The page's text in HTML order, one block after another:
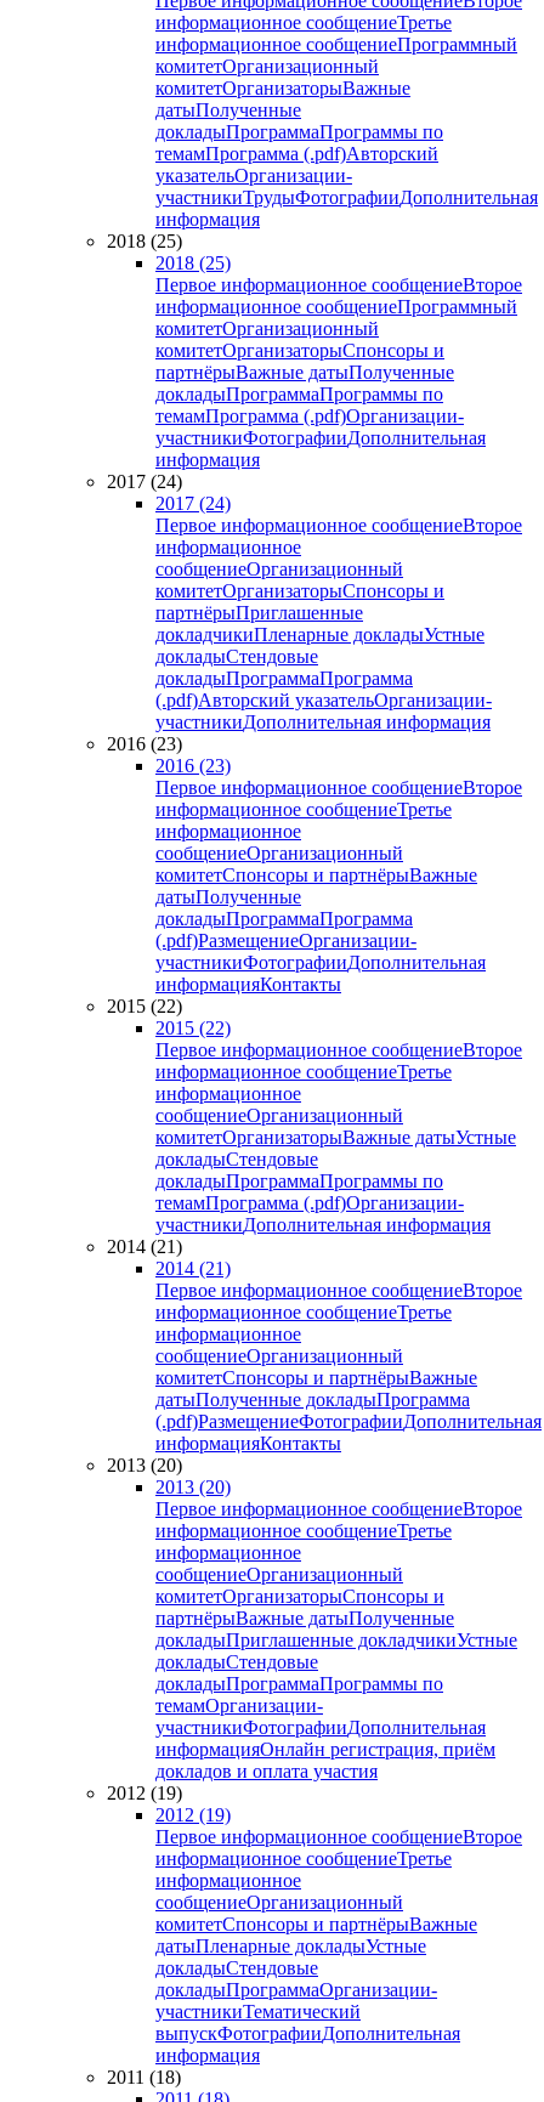
информационное сообщениеТретье
информационное сообщениеПрограммный
комитетОрганизационный
комитетОрганизаторыВажные
датыПолученные
докладыПрограммаПрограммы по
темамПрограмма (.pdf)Авторский
указательОрганизации-
участникиТрудыФотографииДополнительная
информация
2018 (25)
2018 (25)
Первое информационное сообщениеВторое
информационное сообщениеПрограммный
комитетОрганизационный
комитетОрганизаторыСпонсоры и
партнёрыВажные датыПолученные
докладыПрограммаПрограммы по
темамПрограмма (.pdf)Организации-
участникиФотографииДополнительная
информация
2017 (24)
2017 (24)
Первое информационное сообщениеВторое
информационное
сообщениеОрганизационный
комитетОрганизаторыСпонсоры и
партнёрыПриглашенные
докладчикиПленарные докладыУстные
докладыСтендовые
докладыПрограммаПрограмма
(.pdf)Авторский указательОрганизации-
участникиДополнительная информация
2016 (23)
2016 (23)
Первое информационное сообщениеВторое
информационное сообщениеТретье
информационное
сообщениеОрганизационный
комитетСпонсоры и партнёрыВажные
датыПолученные
докладыПрограммаПрограмма
(.pdf)РазмещениеОрганизации-
участникиФотографииДополнительная
информацияКонтакты
2015 (22)
2015 (22)
Первое информационное сообщениеВторое
информационное сообщениеТретье
информационное
сообщениеОрганизационный
комитетОрганизаторыВажные датыУстные
докладыСтендовые
докладыПрограммаПрограммы по
темамПрограмма (.pdf)Организации-
участникиДополнительная информация
2014 (21)
2014 (21)
Первое информационное сообщениеВторое
информационное сообщениеТретье
информационное
сообщениеОрганизационный
комитетСпонсоры и партнёрыВажные
датыПолученные докладыПрограмма
(.pdf)РазмещениеФотографииДополнительная
информацияКонтакты
2013 (20)
2013 (20)
Первое информационное сообщениеВторое
информационное сообщениеТретье
информационное
сообщениеОрганизационный
комитетОрганизаторыСпонсоры и
партнёрыВажные датыПолученные
докладыПриглашенные докладчикиУстные
докладыСтендовые
докладыПрограммаПрограммы по
темамОрганизации-
участникиФотографииДополнительная
информацияОнлайн регистрация, приём
докладов и оплата участия
2012 (19)
2012 (19)
Первое информационное сообщениеВторое
информационное сообщениеТретье
информационное
сообщениеОрганизационный
комитетСпонсоры и партнёрыВажные
датыПленарные докладыУстные
докладыСтендовые
докладыПрограммаОрганизации-
участникиТематический
выпускФотографииДополнительная
информация
2011 (18)